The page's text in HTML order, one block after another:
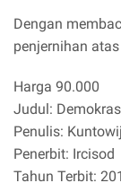
Dengan
penjernihan
Harga 90.000
Judul:
Penulis:
Penerbit: Ircisod
Tahun Terbit: